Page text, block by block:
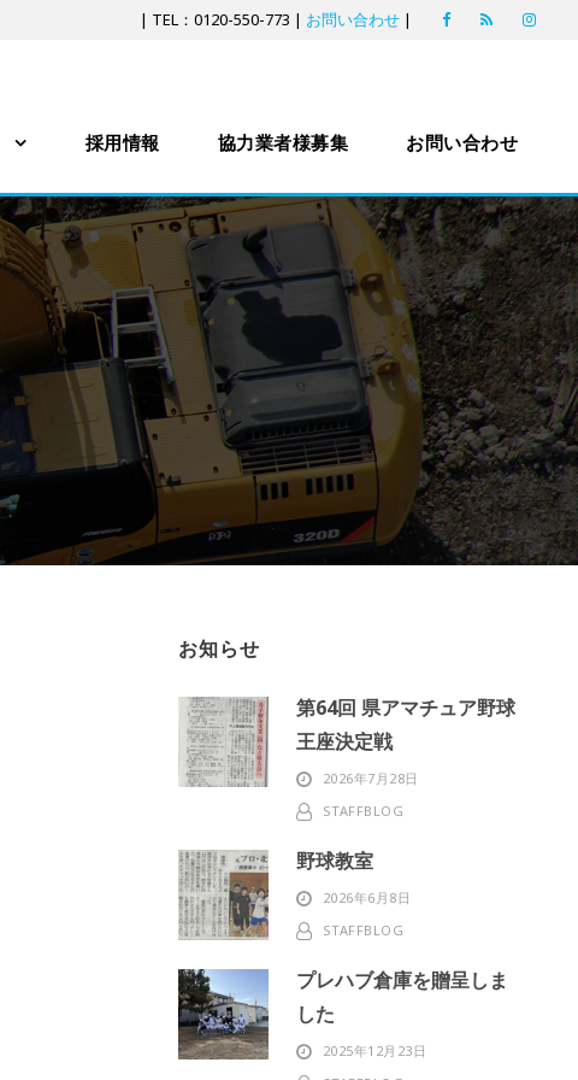
| TEL：0120-550-773 | お問い合わせ |
採用情報 協力業者様募集 お問い合わせ
お知らせ
第64回 県アマチュア野球
王座決定戦
2026年7月28日
STAFFBLOG
野球教室
2026年6月8日
STAFFBLOG
プレハブ倉庫を贈呈しま
した
2025年12月23日